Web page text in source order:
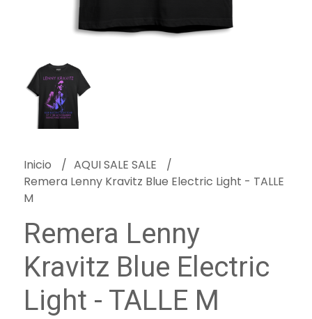
Inicio
AQUI SALE SALE
Remera Lenny Kravitz Blue Electric Light - TALLE
M
Remera Lenny
Kravitz Blue Electric
Light - TALLE M